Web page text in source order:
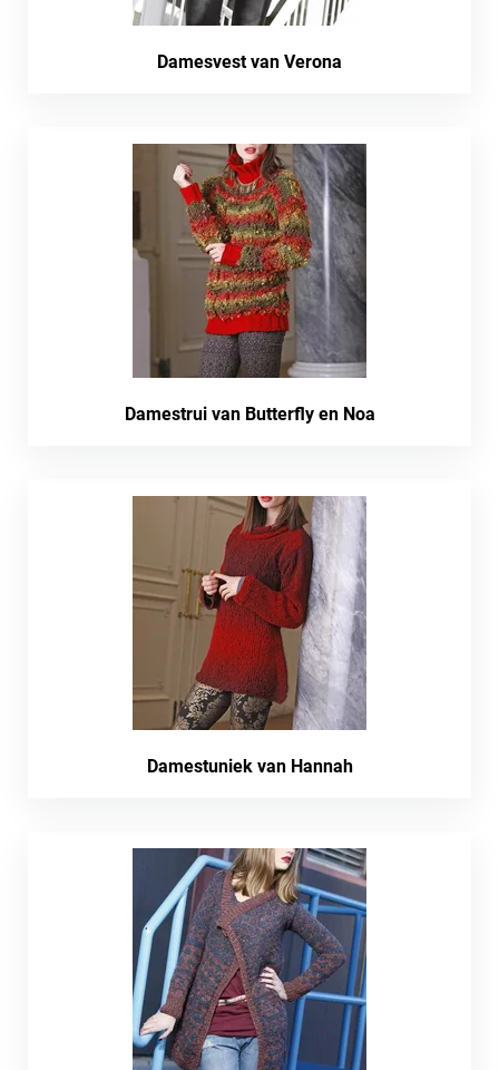
Damesvest van Verona
Damestrui van Butterfly en Noa
Damestuniek van Hannah